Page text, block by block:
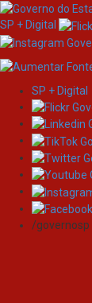
Skip
navigation
SP + Digital
SP + Digital
/governosp